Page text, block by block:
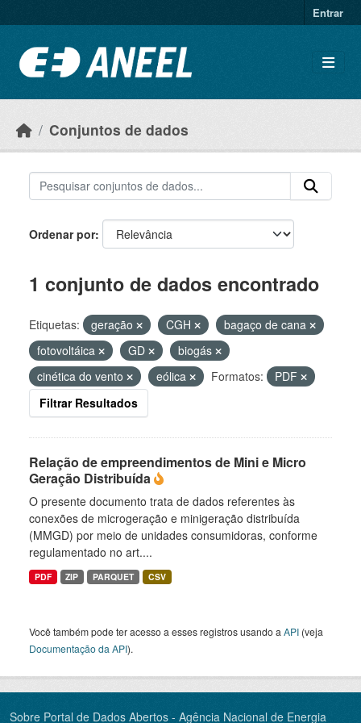
Entrar
Conjuntos de dados
Ordenar por
1 conjunto de dados encontrado
Etiquetas: geração CGH
bagaço de cana
fotovoltáica
GD
biogás
cinética do vento
eólica Formatos:
PDF
Filtrar Resultados
Relação de empreendimentos de Mini e Micro
Geração Distribuída
O presente documento trata de dados referentes às
conexões de microgeração e minigeração distribuída
(MMGD) por meio de unidades consumidoras, conforme
regulamentado no art....
PDF ZIP PARQUET CSV
Você também pode ter acesso a esses registros usando a API (veja
Documentação da API).
Sobre Portal de Dados Abertos - Agência Nacional de Energia